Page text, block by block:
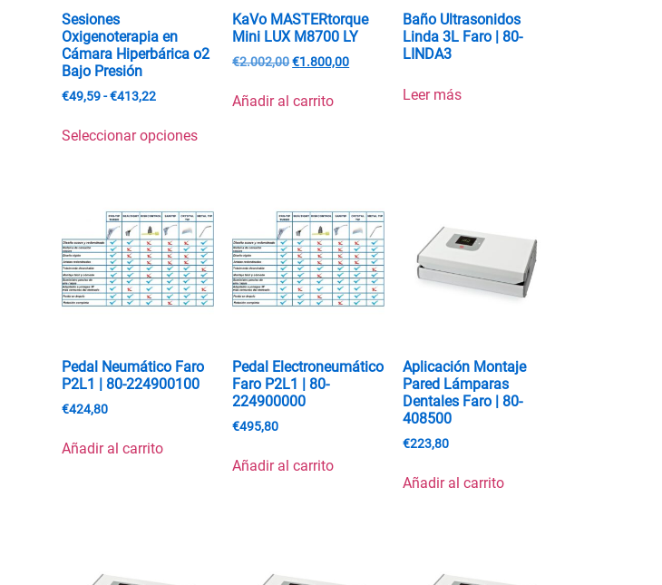
Sesiones
Oxigenoterapia en
Cámara Hiperbárica o2
Bajo Presión
€49,59-€413,22
Seleccionar opciones
KaVo MASTERtorque
Mini LUX M8700 LY
€2.002,00€1.800,00
Añadir al carrito
Baño Ultrasonidos
Linda 3L Faro | 80-
LINDA3
Leer más
Pedal Neumático Faro
P2L1 | 80-224900100
€424,80
Añadir al carrito
Pedal Electroneumático
Faro P2L1 | 80-
224900000
€495,80
Añadir al carrito
Aplicación Montaje
Pared Lámparas
Dentales Faro | 80-
408500
€223,80
Añadir al carrito